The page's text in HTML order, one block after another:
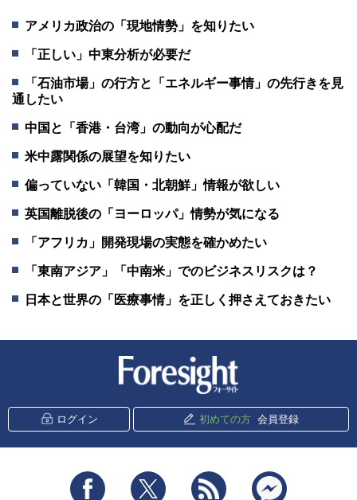
アメリカ政治の「現地情勢」を知りたい
「正しい」中東分析が必要だ
「石油市場」の行方と「エネルギー事情」の先行きを見
通したい
中国と「香港・台湾」の動向が心配だ
米中露関係の展望を知りたい
偏っていない「韓国・北朝鮮」情報が欲しい
英国離脱後の「ヨーロッパ」情勢が気になる
「アフリカ」開発現場の実態を確かめたい
「東南アジア」「中南米」でのビジネスリスクは？
日本と世界の「医療事情」を正しく押さえておきたい
ログイン 初めての方 会員登録
Facebook Twitter RSS